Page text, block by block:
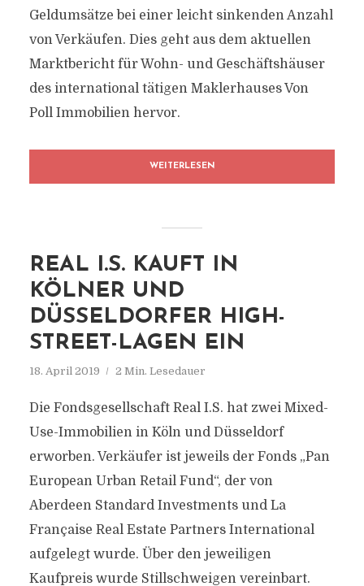
Geldumsätze bei einer leicht sinkenden Anzahl
von Verkäufen. Dies geht aus dem aktuellen
Marktbericht für Wohn- und Geschäftshäuser
des international tätigen Maklerhauses Von
Poll Immobilien hervor.
WEITERLESEN
REAL I.S. KAUFT IN
KÖLNER UND
DÜSSELDORFER HIGH-
STREET-LAGEN EIN
18. April 2019 2 Min. Lesedauer
Die Fondsgesellschaft Real I.S. hat zwei Mixed-
Use-Immobilien in Köln und Düsseldorf
erworben. Verkäufer ist jeweils der Fonds „Pan
European Urban Retail Fund“, der von
Aberdeen Standard Investments und La
Française Real Estate Partners International
aufgelegt wurde. Über den jeweiligen
Kaufpreis wurde Stillschweigen vereinbart.